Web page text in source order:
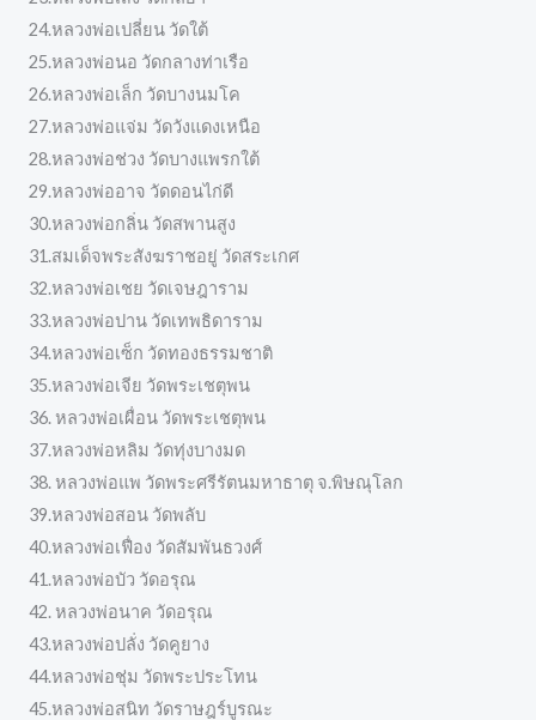
24.หลวงพ่อเปลี่ยน วัดใต้
25.หลวงพ่อนอ วัดกลางท่าเรือ
26.หลวงพ่อเล็ก วัดบางนมโค
27.หลวงพ่อแจ่ม วัดวังแดงเหนือ
28.หลวงพ่อช่วง วัดบางแพรกใต้
29.หลวงพ่ออาจ วัดดอนไก่ดี
30.หลวงพ่อกลิ่น วัดสพานสูง
31.สมเด็จพระสังฆราชอยู่ วัดสระเกศ
32.หลวงพ่อเชย วัดเจษฎาราม
33.หลวงพ่อปาน วัดเทพธิดาราม
34.หลวงพ่อเซ็ก วัดทองธรรมชาติ
35.หลวงพ่อเจีย วัดพระเชตุพน
36. หลวงพ่อเผื่อน วัดพระเชตุพน
37.หลวงพ่อหลิม วัดทุ่งบางมด
38. หลวงพ่อแพ วัดพระศรีรัตนมหาธาตุ จ.พิษณุโลก
39.หลวงพ่อสอน วัดพลับ
40.หลวงพ่อเฟื่อง วัดสัมพันธวงศ์
41.หลวงพ่อบัว วัดอรุณ
42. หลวงพ่อนาค วัดอรุณ
43.หลวงพ่อปลั่ง วัดคูยาง
44.หลวงพ่อชุ่ม วัดพระประโทน
45.หลวงพ่อสนิท วัดราษฎร์บูรณะ